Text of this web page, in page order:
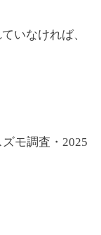
いなければ、
モ調査・2025